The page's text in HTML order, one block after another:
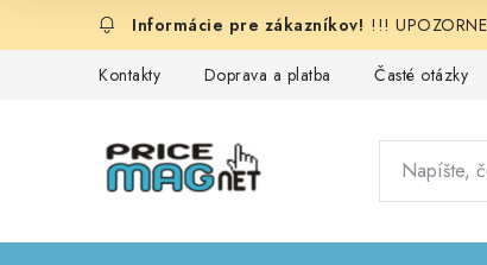
!!!
Kontakty Doprava a platba Časté otázky